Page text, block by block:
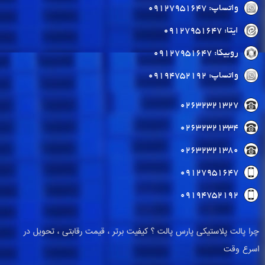
واتساپ: 09127951647
ایتا: 09127951647
روبیکا: 09127951647
واتساپ: 09194752192
02632321327
02632321334
02632321380
09127951647
09194752192
چرا پالت پلاستیکی پارس پالت ؟ کیفیت برتر ، قیمت رقابتی ، تحویل در
اسرع وقت